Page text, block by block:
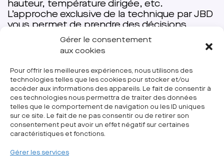
Gérer le consentement
aux cookies
Pour offrir les meilleures expériences, nous utilisons des
technologies telles que les cookies pour stocker et/ou
accéder aux informations des appareils. Le fait de consentir à
ces technologies nous permettra de traiter des données
telles que le comportement de navigation ou les ID uniques
sur ce site. Le fait de ne pas consentir ou de retirer son
consentement peut avoir un effet négatif sur certaines
caractéristiques et fonctions.
Gérer les services
UN PROJET ? UNE QUESTION ?
CONTACTEZ-NOUS